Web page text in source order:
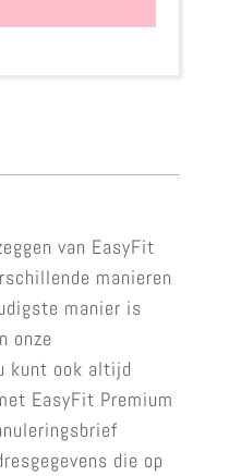
van EasyFit
manieren
manier is
onze
kunt ook altijd
EasyFit Premium
die op